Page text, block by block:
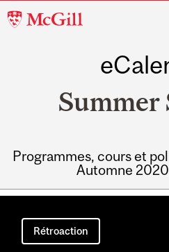
McGill
Summer
Programmes, cours et
Automne 2020
Main
navigation
Rétroaction